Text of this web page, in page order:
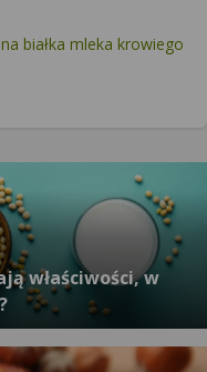
białka mleka krowiego
właściwości, w